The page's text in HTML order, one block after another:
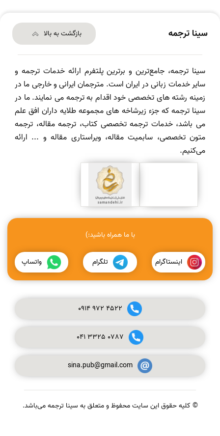
سینا ترجمه بازگشت به بالا
سینا ترجمه، جامع‌ترین و برترین پلتفرم ارائه خدمات ترجمه و
سایر خدمات زبانی در ایران است. مترجمان ایرانی و خارجی ما در
زمینه رشته های تخصصی خود اقدام به ترجمه می نمایند. ما در
سینا ترجمه که جزء زیرشاخه های مجموعه طلایه داران افق علم
می باشد، خدمات ترجمه تخصصی کتاب، ترجمه مقاله، ترجمه
متون تخصصی، سابمیت مقاله، ویراستاری مقاله و ... ارائه
می‌کنیم.
با ما همراه باشید:)
اینستاگرام تلگرام واتساپ
0914972 4522
041 3325 0787
sina.pub@gmail.com
© کلیه حقوق این سایت محفوظ و متعلق به سینا ترجمه می‌باشد.